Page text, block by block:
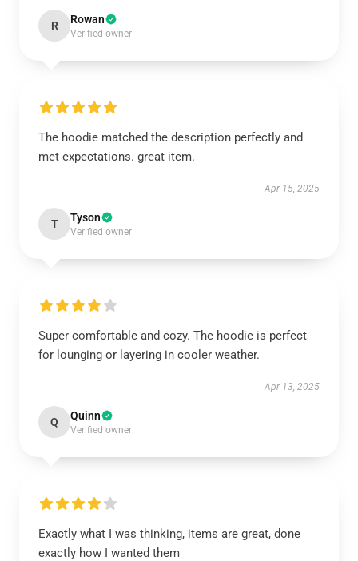
R Rowan
Verified owner
The hoodie matched the description perfectly and
met expectations. great item.
Apr 15, 2025
T Tyson
Verified owner
Super comfortable and cozy. The hoodie is perfect
for lounging or layering in cooler weather.
Apr 13, 2025
Q Quinn
Verified owner
Exactly what I was thinking, items are great, done
exactly how I wanted them